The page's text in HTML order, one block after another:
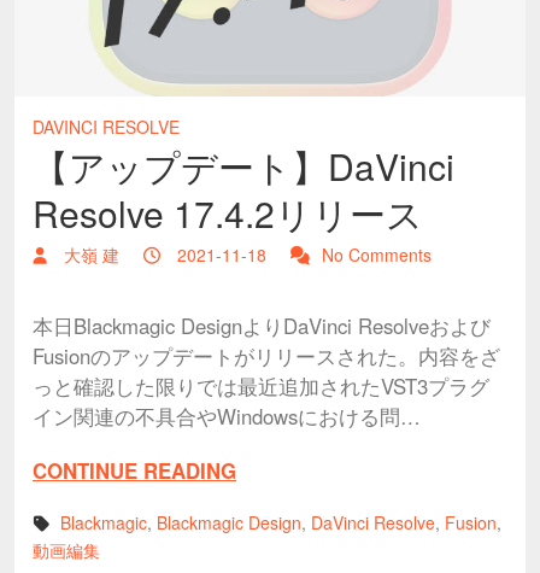
DAVINCI RESOLVE
【アップデート】DaVinci
Resolve 17.4.2リリース
大嶺 建 2021-11-18 No Comments
本日Blackmagic DesignよりDaVinci Resolveおよび
Fusionのアップデートがリリースされた。内容をざ
っと確認した限りでは最近追加されたVST3プラグ
イン関連の不具合やWindowsにおける問…
CONTINUE READING
Blackmagic, Blackmagic Design, DaVinci Resolve, Fusion,
動画編集